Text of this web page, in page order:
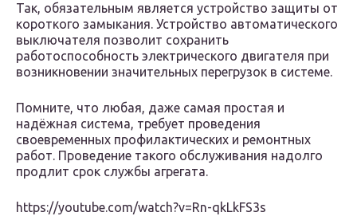
Так, обязательным является устройство защиты от
короткого замыкания. Устройство автоматического
выключателя позволит сохранить
работоспособность электрического двигателя при
возникновении значительных перегрузок в системе.
Помните, что любая, даже самая простая и
надёжная система, требует проведения
своевременных профилактических и ремонтных
работ. Проведение такого обслуживания надолго
продлит срок службы агрегата.
https://youtube.com/watch?v=Rn-qkLkFS3s